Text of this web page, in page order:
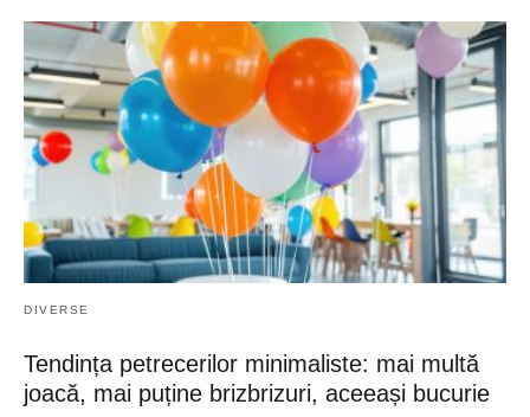
DIVERSE
Tendința petrecerilor minimaliste: mai multă
joacă, mai puține brizbrizuri, aceeași bucurie